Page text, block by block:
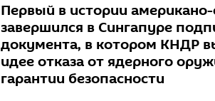
Первый в истории
завершился в Сингапуре
документа, в котором КНДР
идее отказа от ядерного
гарантии безопасности